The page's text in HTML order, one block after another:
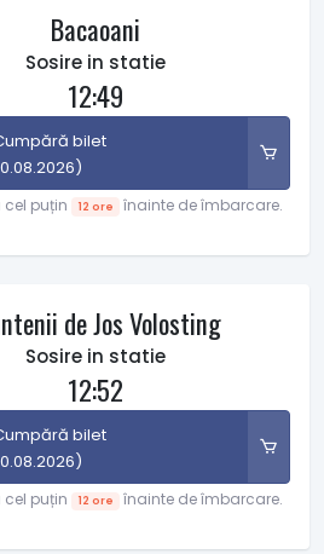
Bacaoani
Sosire in statie
12:49
bilet
cel puțin 12 ore înainte de îmbarcare.
de Jos Volosting
Sosire in statie
12:52
bilet
cel puțin 12 ore înainte de îmbarcare.